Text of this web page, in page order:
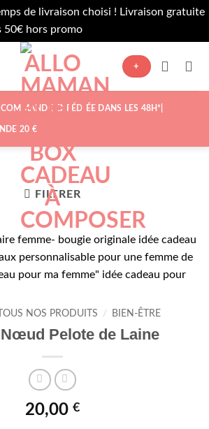
de livraison choisi ! Livraison gratuite
50€ hors promo
+
EXPÉDIÉE DANS LES 48H*|
20 €
FILTRER
TOUS NOS PRODUITS / BIEN-ÊTRE
Pelote de Laine
20,00 €